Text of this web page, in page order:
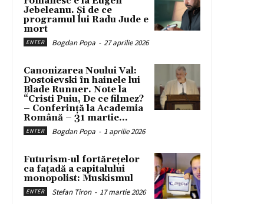
Jebeleanu. Și de ce
programul lui Radu Jude e
mort
ENTER Bogdan Popa - 27 aprilie 2026
Canonizarea Noului Val:
Dostoievski în hainele lui
Blade Runner. Note la
“Cristi Puiu, De ce filmez?
– Conferință la Academia
Română – 31 martie...
ENTER Bogdan Popa - 1 aprilie 2026
Futurism-ul fortărețelor
ca fațadă a capitalului
monopolist: Muskismul
ENTER Stefan Tiron - 17 martie 2026